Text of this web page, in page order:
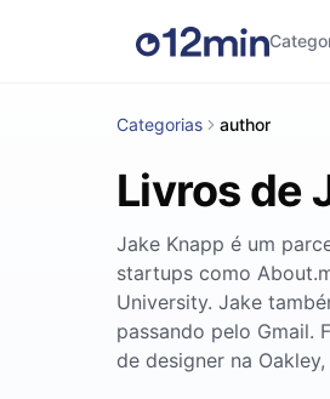
Categorias author
Livros de
Jake Knapp é um
startups como
University. Jake
passando pelo Gmail.
de designer na